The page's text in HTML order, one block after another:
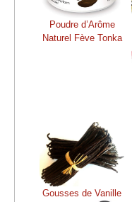
Poudre d’Arôme
Naturel Fève Tonka
Gousses de Vanille